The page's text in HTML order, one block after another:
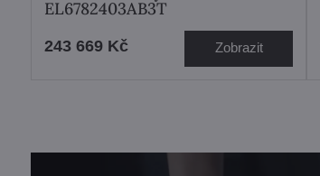
EL6782403AB3T
243 669 Kč Zobrazit